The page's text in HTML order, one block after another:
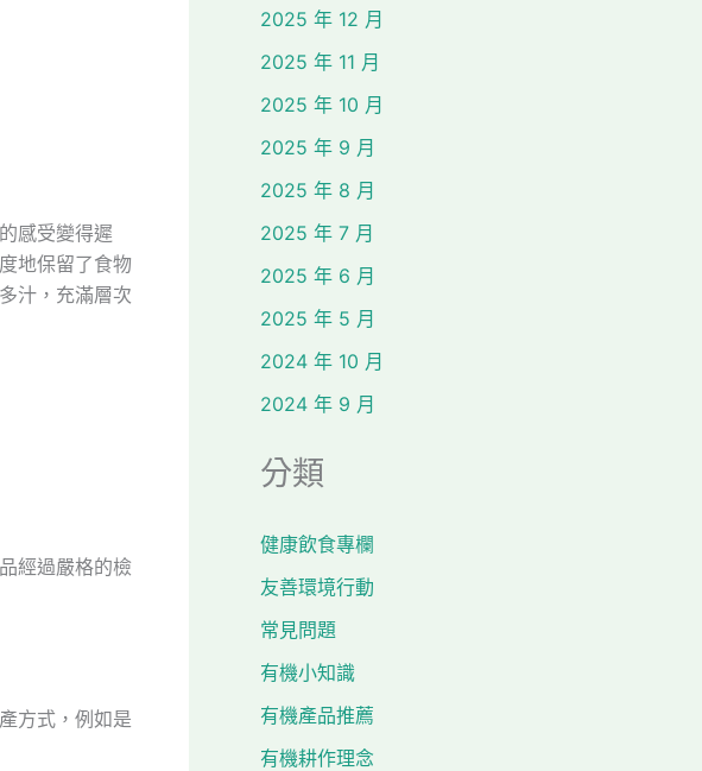
感受變得遲
地保留了食物
汁，充滿層次
經過嚴格的檢
方式，例如是
2025 年 12 月
2025 年 11 月
2025 年 10 月
2025 年 9 月
2025 年 8 月
2025 年 7 月
2025 年 6 月
2025 年 5 月
2024 年 10 月
2024 年 9 月
分類
健康飲食專欄
友善環境行動
常見問題
有機小知識
有機產品推薦
有機耕作理念